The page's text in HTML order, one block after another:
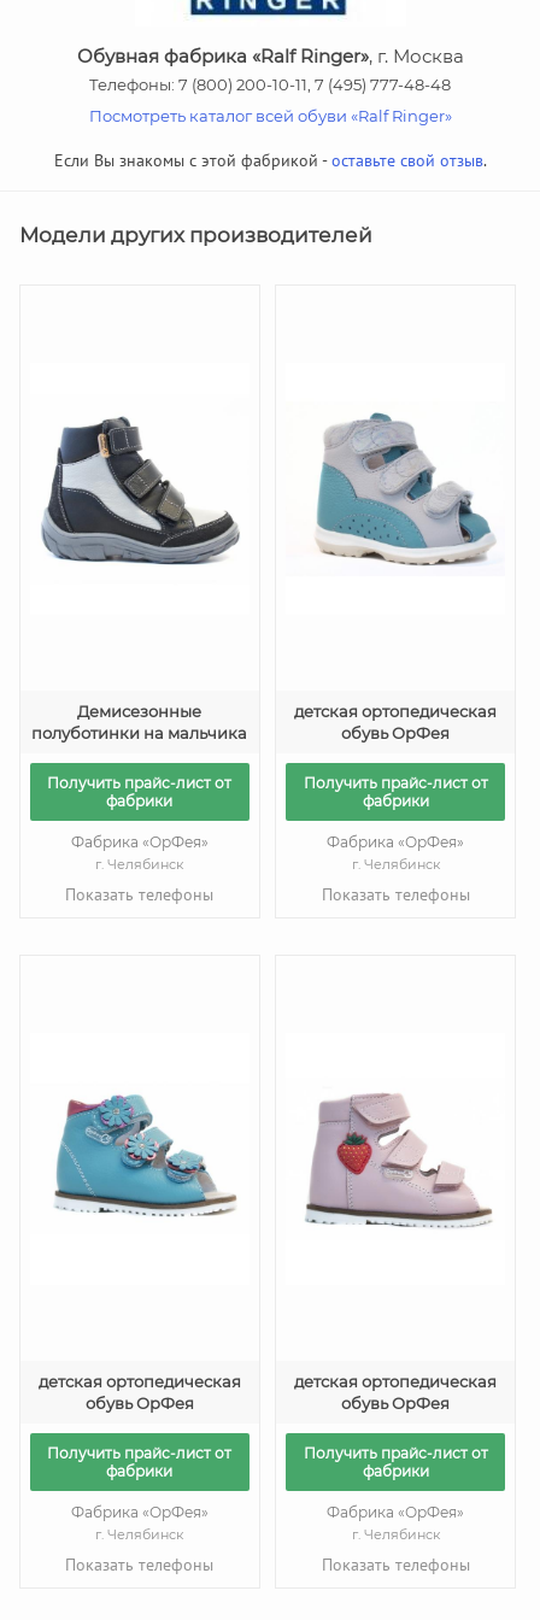
Обувная фабрика «Ralf Ringer», г. Москва
Телефоны: 7 (800) 200-10-11, 7 (495) 777-48-48
Посмотреть каталог всей обуви «Ralf Ringer»
Если Вы знакомы с этой фабрикой -оставьте свой отзыв.
Модели других производителей
Демисезонные
полуботинки на мальчика
Получить прайс-лист от
фабрики
Фабрика «ОрФея»
г. Челябинск
Показать телефоны
детская ортопедическая
обувь ОрФея
Получить прайс-лист от
фабрики
Фабрика «ОрФея»
г. Челябинск
Показать телефоны
детская ортопедическая
обувь ОрФея
Получить прайс-лист от
фабрики
Фабрика «ОрФея»
г. Челябинск
Показать телефоны
детская ортопедическая
обувь ОрФея
Получить прайс-лист от
фабрики
Фабрика «ОрФея»
г. Челябинск
Показать телефоны